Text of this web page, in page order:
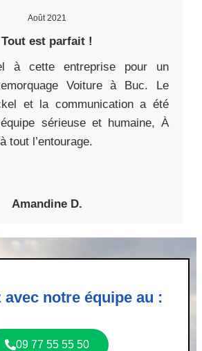
Août 2021
Tout est parfait !
à cette entreprise pour un
Voiture à Buc. Le
et la communication a été
sérieuse et humaine, À
tout l’entourage.
Amandine D.
avec notre équipe au :
09 77 55 55 50